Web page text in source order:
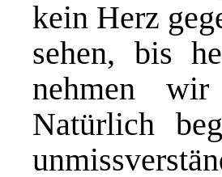
kein Herz
sehen, bis
nehmen
Natürlich